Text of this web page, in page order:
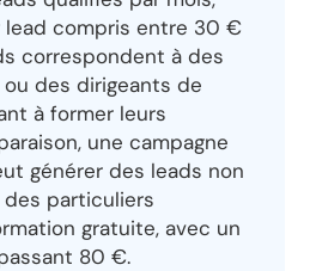
lead compris entre 30 €
correspondent à des
ou des dirigeants de
à former leurs
une campagne
générer des leads non
particuliers
gratuite, avec un
80 €.